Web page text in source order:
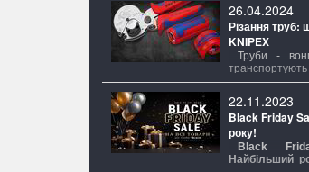
26.04.2024
Різання труб:
KNIPEX
Труби -
транспортують
роль у
та
будівельними
22.11.2023
Black Friday
року!
Black
Найбільший